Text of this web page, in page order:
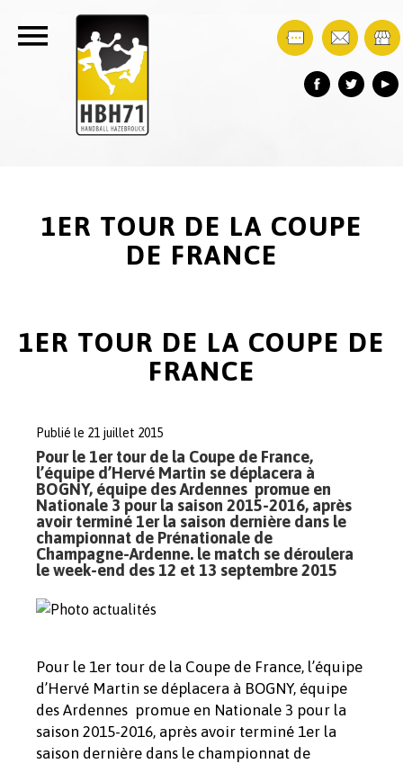
1ER TOUR DE LA COUPE
DE FRANCE
1ER TOUR DE LA COUPE DE
FRANCE
Publié le 21 juillet 2015
Pour le 1er tour de la Coupe de France,
l’équipe d’Hervé Martin se déplacera à
BOGNY, équipe des Ardennes promue en
Nationale 3 pour la saison 2015-2016, après
avoir terminé 1er la saison dernière dans le
championnat de Prénationale de
Champagne-Ardenne. le match se déroulera
le week-end des 12 et 13 septembre 2015
Pour le 1er tour de la Coupe de France, l’équipe
d’Hervé Martin se déplacera à BOGNY, équipe
des Ardennes promue en Nationale 3 pour la
saison 2015-2016, après avoir terminé 1er la
saison dernière dans le championnat de